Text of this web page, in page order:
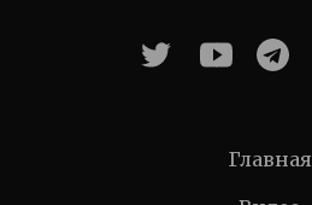
Главная